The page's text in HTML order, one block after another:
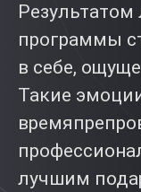
программы
в себе,
Такие
лучшим